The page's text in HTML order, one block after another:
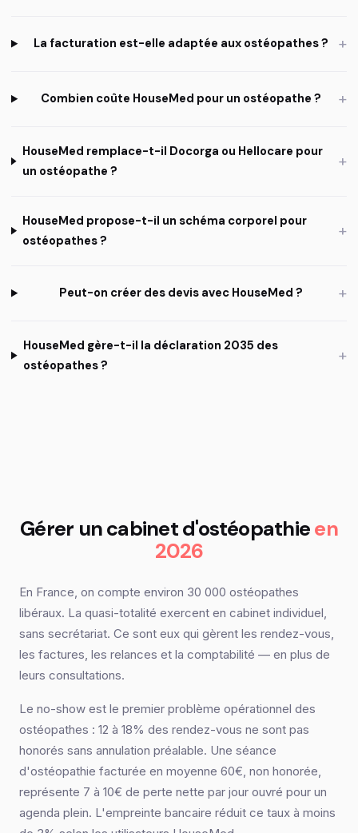
La facturation est-elle adaptée aux ostéopathes ? +
Combien coûte HouseMed pour un ostéopathe ? +
HouseMed remplace-t-il Docorga ou Hellocare pour
un ostéopathe ?
+
HouseMed propose-t-il un schéma corporel pour
ostéopathes ?
+
Peut-on créer des devis avec HouseMed ? +
HouseMed gère-t-il la déclaration 2035 des
ostéopathes ?
+
Gérer un cabinet d'ostéopathieen
2026
En France, on compte environ 30 000 ostéopathes
libéraux. La quasi-totalité exercent en cabinet individuel,
sans secrétariat. Ce sont eux qui gèrent les rendez-vous,
les factures, les relances et la comptabilité — en plus de
leurs consultations.
Le no-show est le premier problème opérationnel des
ostéopathes : 12 à 18% des rendez-vous ne sont pas
honorés sans annulation préalable. Une séance
d'ostéopathie facturée en moyenne 60€, non honorée,
représente 7 à 10€ de perte nette par jour ouvré pour un
agenda plein. L'empreinte bancaire réduit ce taux à moins